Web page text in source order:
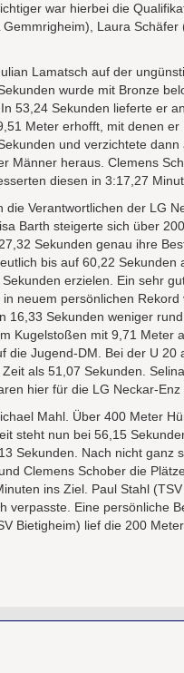
war hierbei die
Laura
Lamatsch auf der
wurde mit Bronze
53,24 Sekunden lieferte er
Meter erhofft, mit denen
und verzichtete
Männer heraus. Clemens
diesen in 3:17,27
Verantwortlichen der LG
Barth steigerte sich über
Sekunden genau ihre
bis auf 60,22 Sekunden
erzielen. Ein sehr
neuem persönlichen
16,33 Sekunden weniger
Kugelstoßen mit 9,71 Meter
die Jugend-DM. Bei der U 20
als 51,07 Sekunden.
hier für die LG Neckar-Enz
Mahl. Über 400 Meter
steht nun bei 56,15
Sekunden. Nach nicht ganz
Clemens Schober die
ins Ziel. Paul Stahl
verpasste. Eine persönliche
Bietigheim) lief die 200